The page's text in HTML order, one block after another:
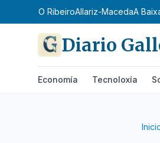
O RibeiroAllariz-MacedaA
Diario
Economía Tecnoloxía